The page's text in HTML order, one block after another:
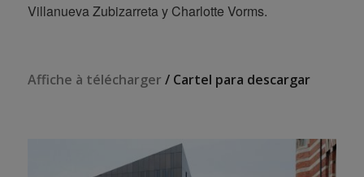
Villanueva Zubizarreta y Charlotte Vorms.
Affiche à télécharger / Cartel para descargar